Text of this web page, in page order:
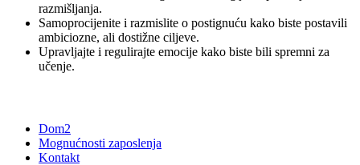
razmišljanja.
Samoprocijenite i razmislite o postignuću kako biste postavili
ambiciozne, ali dostižne ciljeve.
Upravljajte i regulirajte emocije kako biste bili spremni za
učenje.
Dom2
Mognućnosti zaposlenja
Kontakt